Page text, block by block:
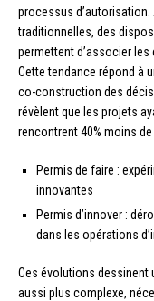
processus
traditionnelles, des
permettent d’associer les
Cette tendance répond à
co-construction des
révèlent que les projets
rencontrent 40% moins
Permis de faire :
innovantes
Permis d’innover :
dans les opérations
Ces évolutions dessinent
aussi plus complexe,